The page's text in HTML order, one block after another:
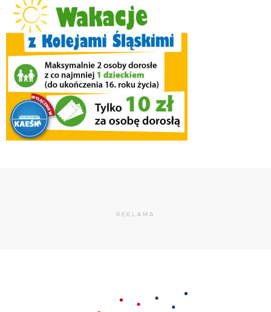
REKLAMA